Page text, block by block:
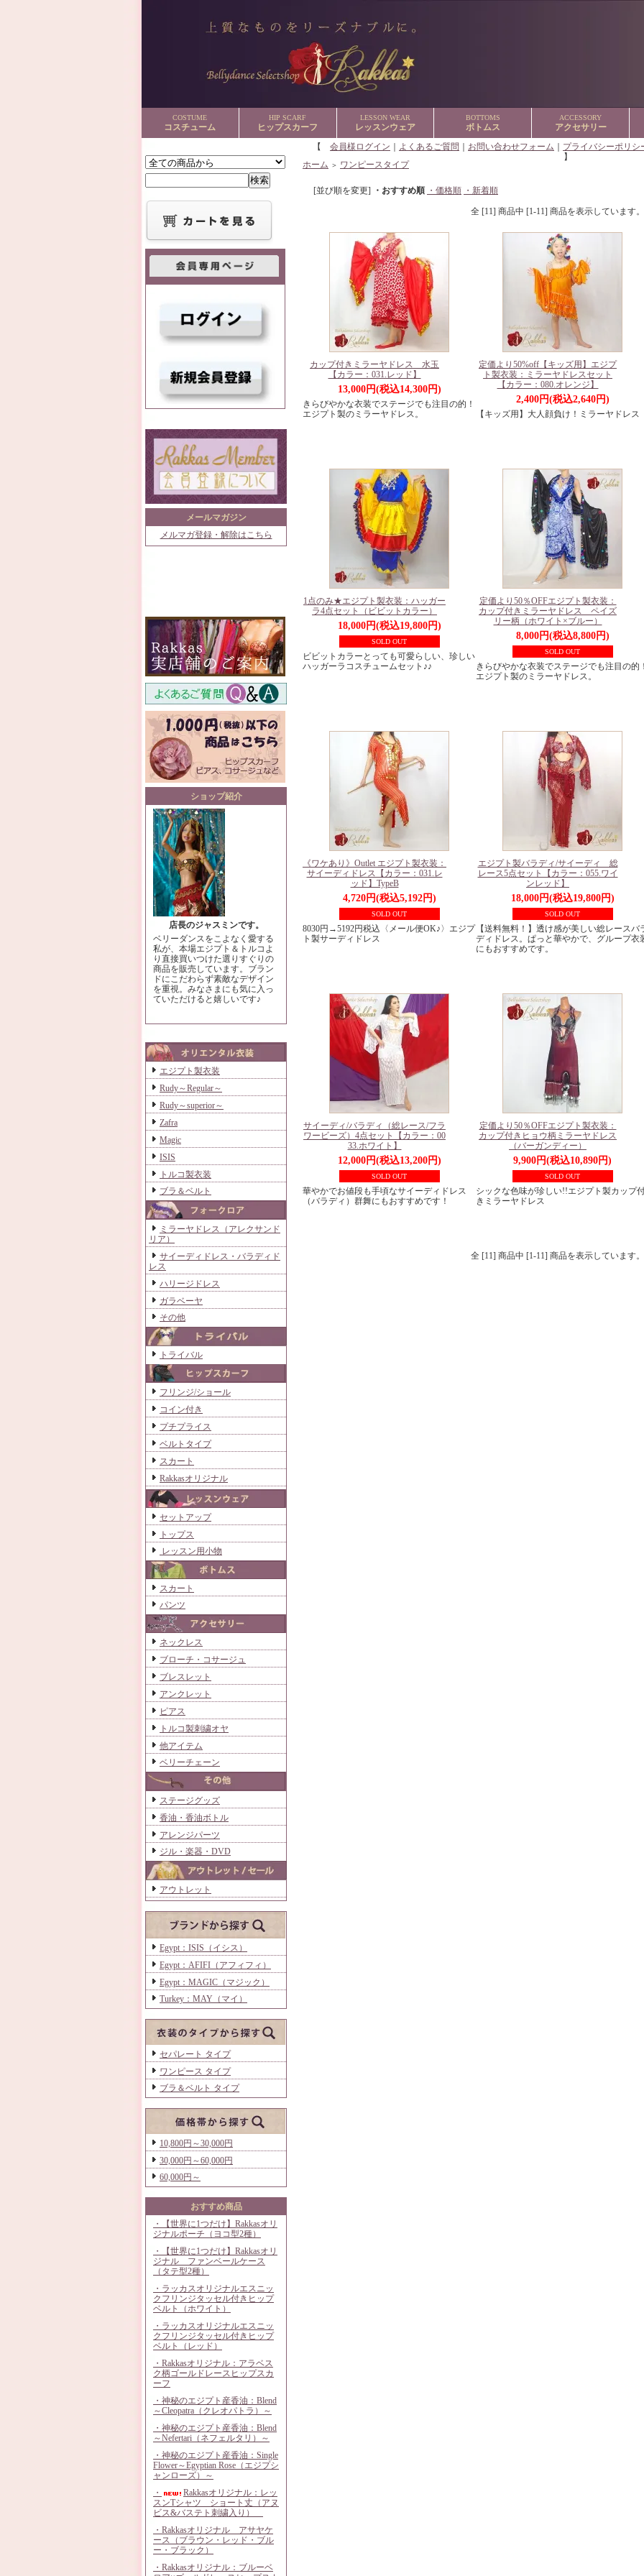
COSTUME
コスチューム
HIP SCARF
ヒップスカーフ
LESSON WEAR
レッスンウェア
BOTTOMS
ボトムス
ACCESSORY
アクセサリー
メールマガジン
メルマガ登録・解除はこちら
ショップ紹介
店長のジャスミンです。
ベリーダンスをこよなく愛する
私が、本場エジプト＆トルコよ
り直接買いつけた選りすぐりの
商品を販売しています。ブラン
ドにこだわらず素敵なデザイン
を重視。みなさまにも気に入っ
ていただけると嬉しいです♪
エジプト製衣装
Rudy～Regular～
Rudy～superior～
Zafra
Magic
ISIS
トルコ製衣装
ブラ＆ベルト
ミラーヤドレス（アレクサンド
リア）
サイーディドレス・バラディド
レス
ハリージドレス
ガラベーヤ
その他
トライバル
フリンジ/ショール
コイン付き
プチプライス
ベルトタイプ
スカート
Rakkasオリジナル
セットアップ
トップス
レッスン用小物
スカート
パンツ
ネックレス
ブローチ・コサージュ
ブレスレット
アンクレット
ピアス
トルコ製刺繍オヤ
他アイテム
ベリーチェーン
ステージグッズ
香油・香油ボトル
アレンジパーツ
ジル・楽器・DVD
アウトレット
Egypt：ISIS（イシス）
Egypt：AFIFI（アフィフィ）
Egypt：MAGIC（マジック）
Turkey：MAY（マイ）
セパレート タイプ
ワンピース タイプ
ブラ＆ベルト タイプ
10,800円～30,000円
30,000円～60,000円
60,000円～
おすすめ商品
・【世界に1つだけ】Rakkasオリ
ジナルポーチ（ヨコ型2種）
・【世界に1つだけ】Rakkasオリ
ジナル ファンベールケース
（タテ型2種）
・ラッカスオリジナルエスニッ
クフリンジタッセル付きヒップ
ベルト（ホワイト）
・ラッカスオリジナルエスニッ
クフリンジタッセル付きヒップ
ベルト（レッド）
・Rakkasオリジナル：アラベス
ク柄ゴールドレースヒップスカ
ーフ
・神秘のエジプト産香油：Blend
～Cleopatra（クレオパトラ）～
・神秘のエジプト産香油：Blend
～Nefertari（ネフェルタリ）～
・神秘のエジプト産香油：Single
Flower～Egyptian Rose（エジプシ
ャンローズ）～
・
Rakkasオリジナル：レッ
スンTシャツ ショート丈（アヌ
ビス&バステト刺繍入り）
・Rakkasオリジナル アサヤケ
ース（ブラウン・レッド・ブル
ー・ブラック）
・Rakkasオリジナル：ブルーベ
【 会員様ログイン よくあるご質問 お問い合わせフォーム
プライバシーポリシ
】
ホーム ＞ ワンピースタイプ
[並び順を変更] ・おすすめ順 ・価格順 ・新着順
全 [11] 商品中 [1-11] 商品を表示しています。
カップ付きミラーヤドレス 水玉
【カラー：031.レッド】
13,000円(税込14,300円)
きらびやかな衣装でステージでも注目の的！
エジプト製のミラーヤドレス。
定価より50%off【キッズ用】エジプ
ト製衣装：ミラーヤドレスセット
【カラー：080.オレンジ】
2,400円(税込2,640円)
【キッズ用】大人顔負け！ミラーヤドレス
1点のみ★エジプト製衣装：ハッガー
ラ4点セット（ビビットカラー）
18,000円(税込19,800円)
SOLD OUT
ビビットカラーとっても可愛らしい、珍しい
ハッガーラコスチュームセット♪♪
定価より50％OFFエジプト製衣装：
カップ付きミラーヤドレス ペイズ
リー柄（ホワイト×ブルー）
8,000円(税込8,800円)
SOLD OUT
きらびやかな衣装でステージでも注目の的
エジプト製のミラーヤドレス。
《ワケあり》Outlet エジプト製衣装：
サイーディドレス【カラー：031.レ
ッド】TypeB
4,720円(税込5,192円)
SOLD OUT
8030円→5192円税込〈メール便OK♪〉エジプ
ト製サーディドレス
エジプト製バラディ/サイーディ 総
レース5点セット【カラー：055.ワイ
ンレッド】
18,000円(税込19,800円)
SOLD OUT
【送料無料！】透け感が美しい総レースバ
ディドレス。ぱっと華やかで、グループ衣
にもおすすめです。
サイーディ/バラディ（総レース/フラ
ワービーズ）4点セット【カラー：00
33.ホワイト】
12,000円(税込13,200円)
SOLD OUT
華やかでお値段も手頃なサイーディドレス
（バラディ）群舞にもおすすめです！
定価より50％OFFエジプト製衣装：
カップ付きヒョウ柄ミラーヤドレス
（バーガンディー）
9,900円(税込10,890円)
SOLD OUT
シックな色味が珍しい!!エジプト製カップ
きミラーヤドレス
全 [11] 商品中 [1-11] 商品を表示しています。